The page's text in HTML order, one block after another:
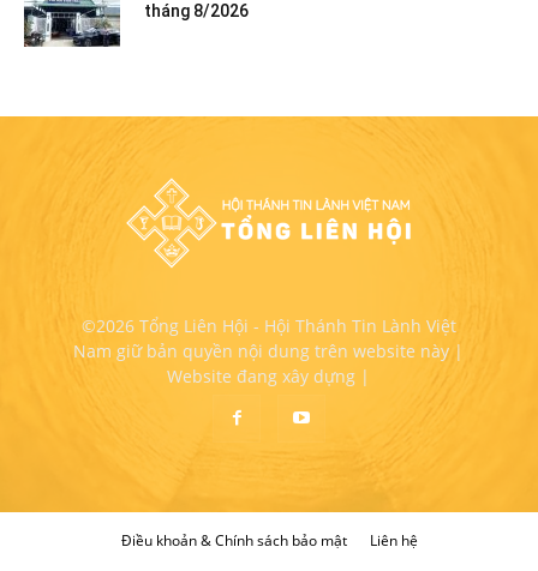
tháng 8/2026
©2026 Tổng Liên Hội - Hội Thánh Tin Lành Việt
Nam giữ bản quyền nội dung trên website này |
Website đang xây dựng |
Điều khoản & Chính sách bảo mật Liên hệ